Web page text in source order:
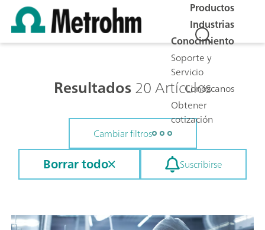
Productos
Industrias
Conocimiento
Soporte y
Servicio
Conózcanos
Obtener
cotización
Resultados20 Artículos
Cambiar filtros
Borrar todo Suscribirse